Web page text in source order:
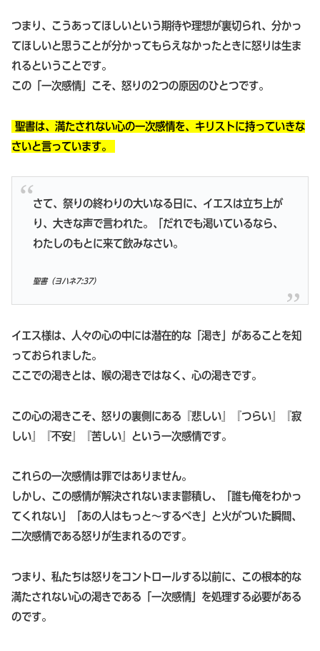
つまり、こうあってほしいという期待や理想が裏切られ、分かっ
てほしいと思うことが分かってもらえなかったときに怒りは生ま
れるということです。
この「一次感情」こそ、怒りの2つの原因のひとつです。
聖書は、満たされない心の一次感情を、キリストに持っていきな
さいと言っています。
さて、祭りの終わりの大いなる日に、イエスは立ち上が
り、大きな声で言われた。「だれでも渇いているなら、
わたしのもとに来て飲みなさい。
聖書（ヨハネ7:37）
イエス様は、人々の心の中には潜在的な「渇き」があることを知
っておられました。
ここでの渇きとは、喉の渇きではなく、心の渇きです。
この心の渇きこそ、怒りの裏側にある『悲しい』『つらい』『寂
しい』『不安』『苦しい』という一次感情です。
これらの一次感情は罪ではありません。
しかし、この感情が解決されないまま鬱積し、「誰も俺をわかっ
てくれない」「あの人はもっと〜するべき」と火がついた瞬間、
二次感情である怒りが生まれるのです。
つまり、私たちは怒りをコントロールする以前に、この根本的な
満たされない心の渇きである「一次感情」を処理する必要がある
のです。